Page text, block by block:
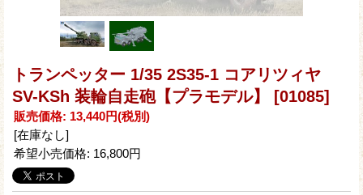
トランペッター 1/35 2S35-1 コアリツィヤ
SV-KSh 装輪自走砲【プラモデル】
[01085]
販売価格: 13,440円(税別)
[在庫なし]
希望小売価格: 16,800円